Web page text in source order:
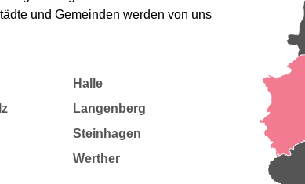
und Gemeinden werden von uns
Halle
Langenberg
Steinhagen
Werther